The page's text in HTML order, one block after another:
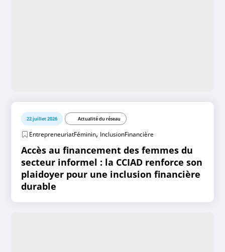
22 juillet 2026 Actualité du réseau
EntrepreneuriatFéminin, InclusionFinancière
Accès au financement des femmes du
secteur informel : la CCIAD renforce son
plaidoyer pour une inclusion financière
durable